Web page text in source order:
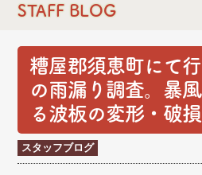
STAFF BLOG
糟屋郡須恵町にて
の雨漏り調査。暴
る波板の変形・破損
スタッフブログ